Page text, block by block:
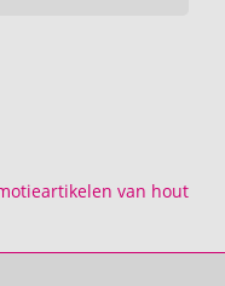
van hout